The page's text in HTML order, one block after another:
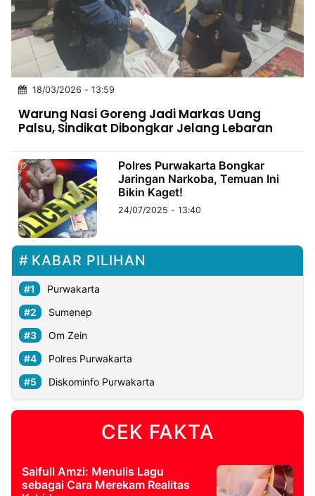
INDONESIA
Partner
NTB
Time
IDN
Jogja
Rakyat
News
Notice
Baru
Follow
Kabarbaru
Kabarbaru.co
2026
PT.
18/03/2026 - 13:59
Warung Nasi Goreng Jadi Markas Uang
Palsu, Sindikat Dibongkar Jelang Lebaran
Polres Purwakarta Bongkar
Jaringan Narkoba, Temuan Ini
Bikin Kaget!
24/07/2025 - 13:40
KABAR PILIHAN
Purwakarta
Sumenep
Om Zein
Polres Purwakarta
Diskominfo Purwakarta
CEK FAKTA
Saifull Amzi: Menulis Lagu
sebagai Cara Merekam Realitas